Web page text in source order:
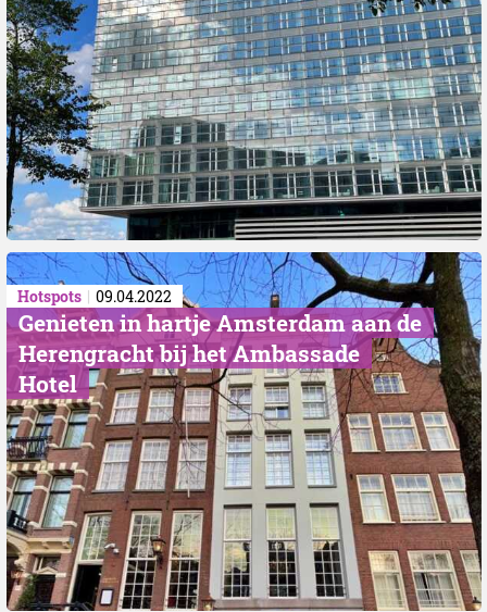
Hotspots 09.04.2022
Genieten in hartje Amsterdam aan de
Herengracht bij het Ambassade
Hotel